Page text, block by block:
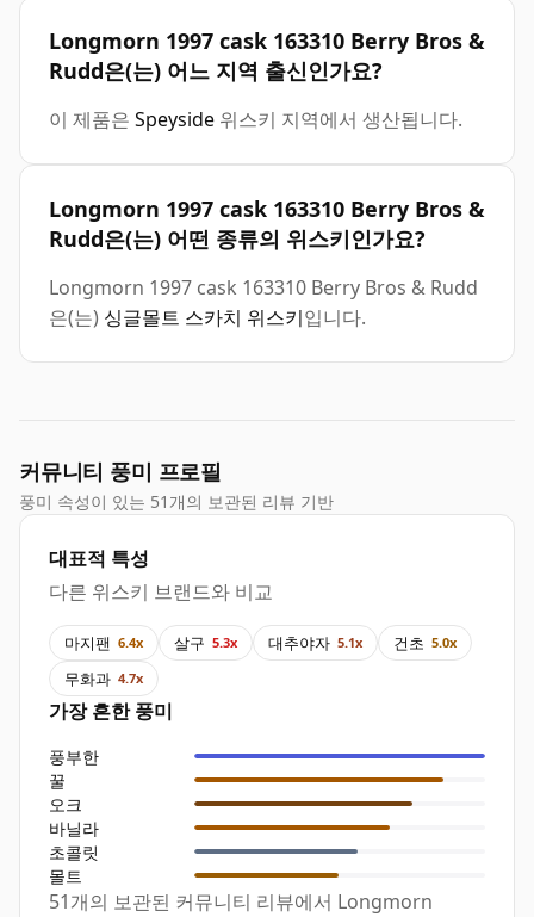
Longmorn 1997 cask 163310 Berry Bros &
Rudd은(는) 어느 지역 출신인가요?
이 제품은 Speyside 위스키 지역에서 생산됩니다.
Longmorn 1997 cask 163310 Berry Bros &
Rudd은(는) 어떤 종류의 위스키인가요?
Longmorn 1997 cask 163310 Berry Bros & Rudd
은(는) 싱글몰트 스카치 위스키입니다.
커뮤니티 풍미 프로필
풍미 속성이 있는 51개의 보관된 리뷰 기반
대표적 특성
다른 위스키 브랜드와 비교
마지팬 6.4x 살구 5.3x 대추야자 5.1x 건초 5.0x
무화과 4.7x
가장 흔한 풍미
풍부한
꿀
오크
바닐라
초콜릿
몰트
51개의 보관된 커뮤니티 리뷰에서 Longmorn